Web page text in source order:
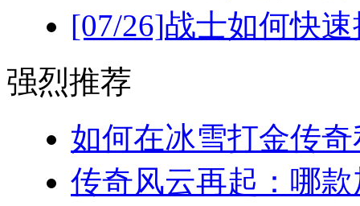
[07/26]战士如何快
强烈推荐
如何在冰雪打金传
传奇风云再起：哪